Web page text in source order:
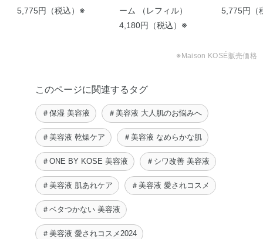
ングケア※特集 …
は自由自在！ …
る、ライスパワーＮ …
5,775円（税込）※
ーム （レフィル）
4,180円（税込）※
5,775円（
※Maison KOSÉ販売価格
このページに関連するタグ
＃保湿 美容液 ＃美容液 大人肌のお悩みへ
＃美容液 乾燥ケア ＃美容液 なめらかな肌
＃ONE BY KOSE 美容液 ＃シワ改善 美容液
＃美容液 肌あれケア ＃美容液 愛されコスメ
＃ベタつかない 美容液
＃美容液 愛されコスメ2024